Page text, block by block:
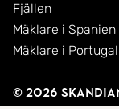
Fjällen
Mäklare i Spanien
Mäklare i Portugal
© 2026